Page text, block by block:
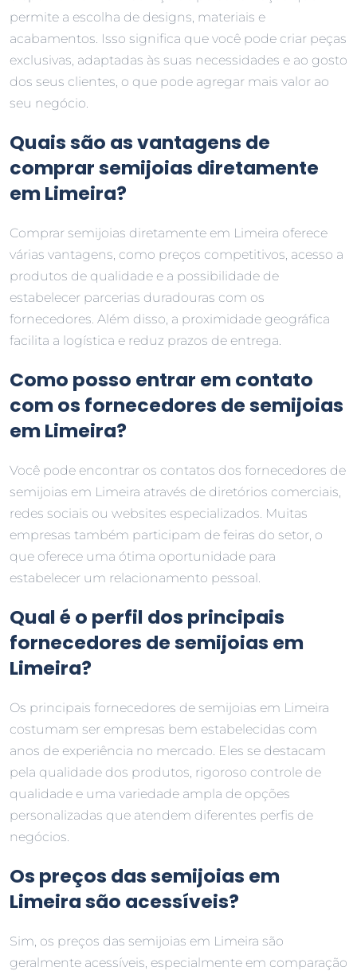
permite a escolha de designs, materiais e
acabamentos. Isso significa que você pode criar peças
exclusivas, adaptadas às suas necessidades e ao gosto
dos seus clientes, o que pode agregar mais valor ao
seu negócio.
Quais são as vantagens de
comprar semijoias diretamente
em Limeira?
Comprar semijoias diretamente em Limeira oferece
várias vantagens, como preços competitivos, acesso a
produtos de qualidade e a possibilidade de
estabelecer parcerias duradouras com os
fornecedores. Além disso, a proximidade geográfica
facilita a logística e reduz prazos de entrega.
Como posso entrar em contato
com os fornecedores de semijoias
em Limeira?
Você pode encontrar os contatos dos fornecedores de
semijoias em Limeira através de diretórios comerciais,
redes sociais ou websites especializados. Muitas
empresas também participam de feiras do setor, o
que oferece uma ótima oportunidade para
estabelecer um relacionamento pessoal.
Qual é o perfil dos principais
fornecedores de semijoias em
Limeira?
Os principais fornecedores de semijoias em Limeira
costumam ser empresas bem estabelecidas com
anos de experiência no mercado. Eles se destacam
pela qualidade dos produtos, rigoroso controle de
qualidade e uma variedade ampla de opções
personalizadas que atendem diferentes perfis de
negócios.
Os preços das semijoias em
Limeira são acessíveis?
Sim, os preços das semijoias em Limeira são
geralmente acessíveis, especialmente em comparação